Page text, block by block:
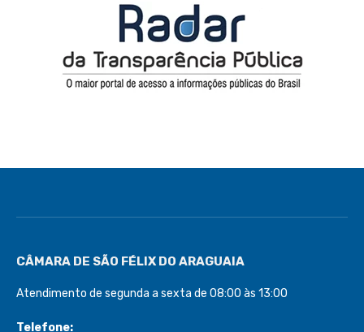
CÂMARA DE SÃO FÉLIX DO ARAGUAIA
Atendimento de segunda a sexta de 08:00 às 13:00
Telefone: